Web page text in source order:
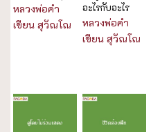
หลวงพ่อคำ
เขียน สุวัณโณ
อะไรกับอะไร
หลวงพ่อคำ
เขียน สุวัณโณ